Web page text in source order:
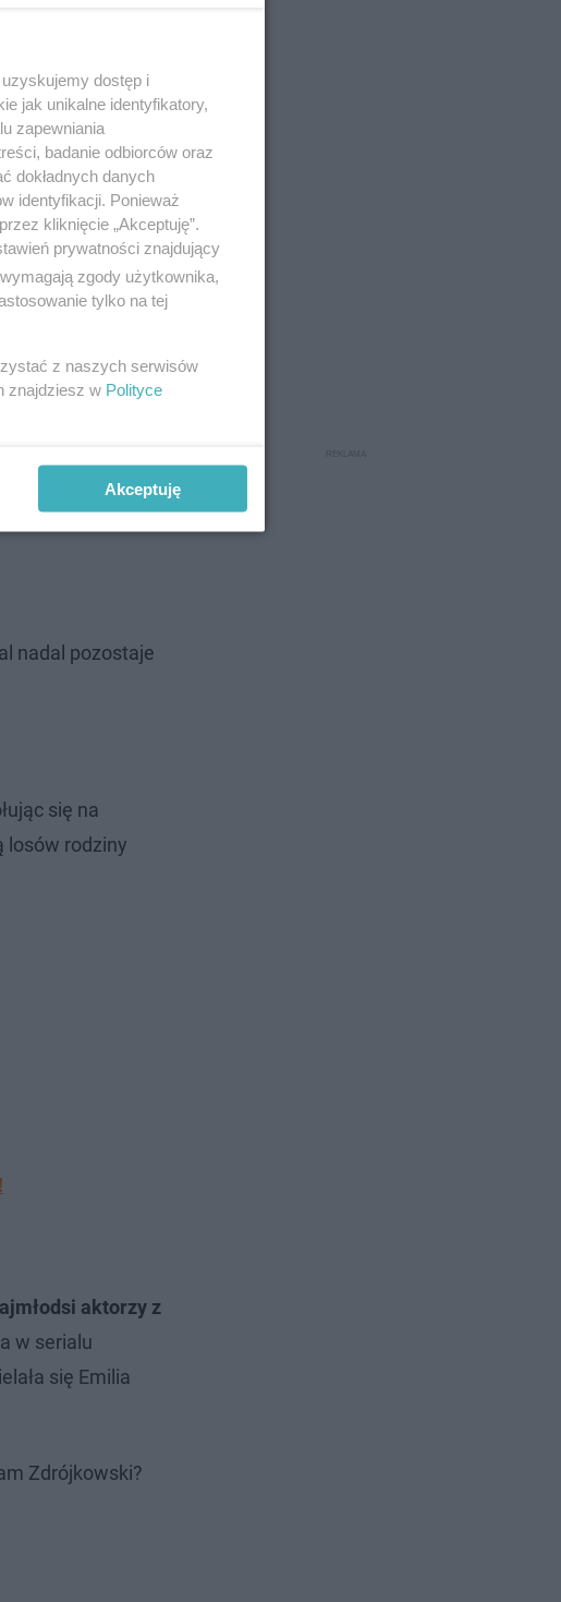
odcinkach
pytanie w 2020
nadal pozostaje
się na
losów rodziny
aktorzy z
w serialu
się Emilia
Zdrójkowski?
dostęp i
jak unikalne identyfikatory,
zapewniania
badanie odbiorców oraz
dokładnych danych
identyfikacji. Ponieważ
kliknięcie „Akceptuję”.
prywatności znajdujący
zgody użytkownika,
tylko na tej
z naszych serwisów
znajdziesz w Polityce
Akceptuję